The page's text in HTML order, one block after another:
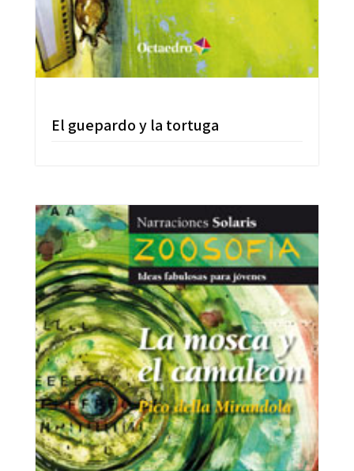
El guepardo y la tortuga